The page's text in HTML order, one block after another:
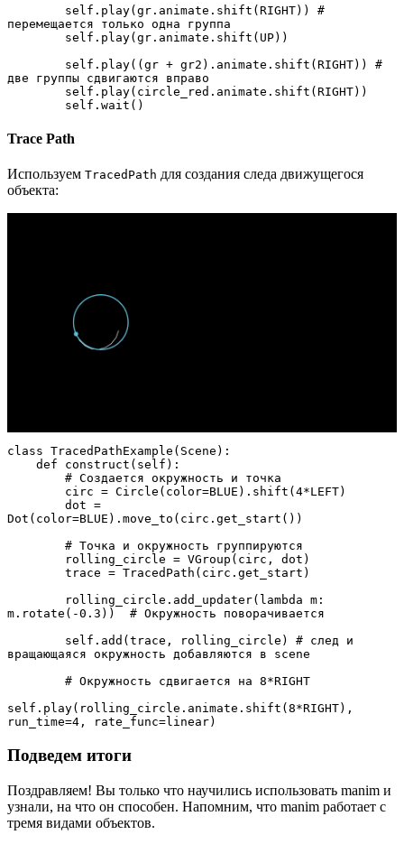
перемещается только одна группа
две группы сдвигаются вправо
        self.wait()
Trace Path
Используем TracedPath для создания следа движущегося
объекта:
class TracedPathExample(Scene):
Dot(color=BLUE).move_to(circ.get_start())
m.rotate(-0.3))  # Окружность поворачивается
вращающаяся окружность добавляются в scene
self.play(rolling_circle.animate.shift(8*RIGHT),
run_time=4, rate_func=linear)
Подведем итоги
Поздравляем! Вы только что научились использовать manim и
узнали, на что он способен. Напомним, что manim работает с
тремя видами объектов.